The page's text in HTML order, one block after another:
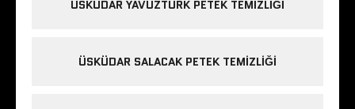
ÜSKÜDAR YAVUZTÜRK PETEK TEMIZLIĞI
ÜSKÜDAR SALACAK PETEK TEMIZLIĞI